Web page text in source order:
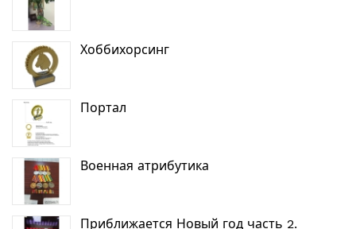
Хоббихорсинг
Портал
Военная атрибутика
Приближается Новый год часть 2.